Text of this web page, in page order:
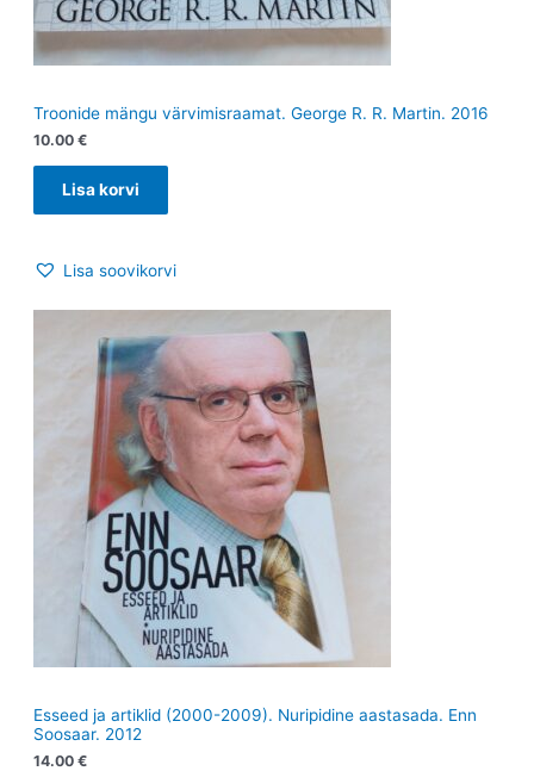
Troonide mängu värvimisraamat. George R. R. Martin. 2016
10.00 €
Lisa korvi
Lisa soovikorvi
Esseed ja artiklid (2000-2009). Nuripidine aastasada. Enn
Soosaar. 2012
14.00 €